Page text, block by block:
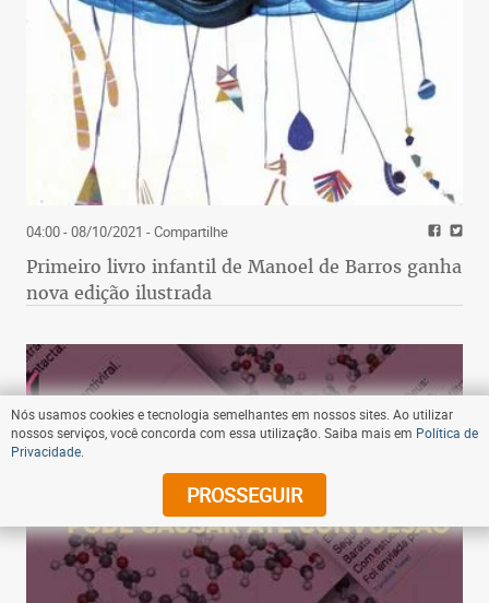
04:00 - 08/10/2021 - Compartilhe
Primeiro livro infantil de Manoel de Barros ganha
nova edição ilustrada
Nós usamos cookies e tecnologia semelhantes em nossos sites. Ao utilizar
nossos serviços, você concorda com essa utilização. Saiba mais em Política de
Privacidade
PROSSEGUIR